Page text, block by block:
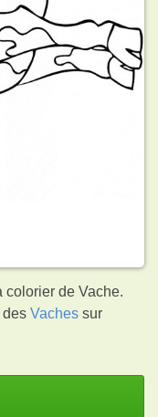
colorier de Vache.
desVaches sur